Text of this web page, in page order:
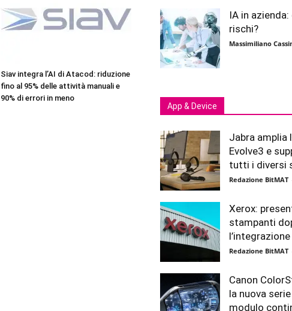
Siav integra l’AI di Atacod: riduzione
fino al 95% delle attività manuali e
90% di errori in meno
IA in
rischi?
Massimiliano
App & Device
Jabra amplia
Evolve3 e
tutti i diversi
Redazione BitMAT
Xerox:
stampanti
Redazione BitMAT
Canon
la nuova
modulo